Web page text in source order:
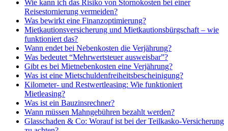
Wie kann ich das Risiko von Stornokosten bei einer
Reisestornierung vermeiden?
Was bewirkt eine Finanzoptimierung?
Mietkautionsversicherung und Mietkautionsbürgschaft – wie
funktioniert das?
Wann endet bei Nebenkosten die Verjährung?
Was bedeutet “Mehrwertsteuer ausweisbar”?
Gibt es bei Mietnebenkosten eine Verjährung?
Was ist eine Mietschuldenfreiheitsbescheinigung?
Kilometer- und Restwertleasing: Wie funktioniert
Mietleasing?
Was ist ein Bauzinsrechner?
Wann müssen Mahngebühren bezahlt werden?
Glasschaden & Co: Worauf ist bei der Teilkasko-Versicherung